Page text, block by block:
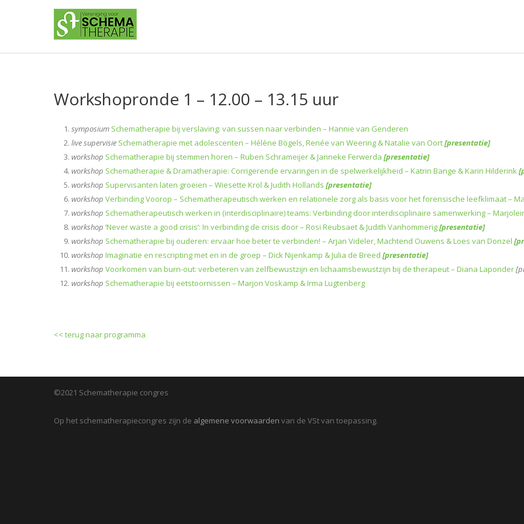
Workshopronde 1 – 12.00 – 13.15 uur
symposium Schematherapie bij verslaving: van sussen naar verbinden – Hannie van Genderen
live supervisie Schematherapie met adolescenten – Hélène Bögels, Renée van Weering & Natalie van Oort[presentatie]
workshop Schematherapie bij stemmen horen – Ruben Schrameijer & Janneke Ferwerda [presentatie]
workshop Schematherapie & Dramatherapie: Corrigerende ervaringen in de spelwerkelijkheid – Katrin Bange & Karin Hilderink
workshop Supervisanten laten groeien – Wiesette Krol & Judith Hollands [presentatie]
workshop Verbinding Voorop – Schematherapeutisch werken en relationele zorg als basis voor het forensische leefklimaat –
workshop Schematherapeutisch werken in (interdisciplinaire) teams: Verbinding door interdisciplinaire samenwerking –
workshop ‘Never waste a good crisis’: In verbinding de crisis door – Rosi Reubsaet & Judith Vanhommerig[presentatie]
workshop Schematherapie bij ouderen: ervaar hoe beter te verbinden! – Arjan Videler, Machtend Ouwens & Loes van Donzel
workshop Imaginatie en rescripting met en in de groep – Dick Nijenkamp & Julia de Breed [presentatie]
workshop Voorkomen van burn-out: verbeteren van zelfbewustzijn en lichaamsbewustzijn bij de therapeut – Diana Laponder
workshop Schematherapie bij eetstoornissen – Marjon Voskamp & Irma Lugtenberg
<< terug naar programma
©2021 Schematherapie congres
Op het schematherapiecongres zijn de algemene voorwaarden van de VSt van toepassing.